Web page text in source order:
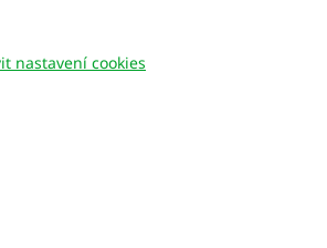
nastavení cookies